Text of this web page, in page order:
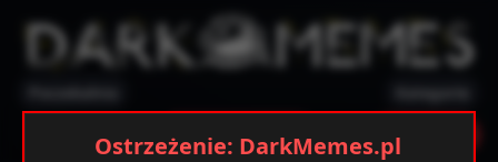
Ostrzeżenie Zarejestruj
Ostrzeżenie: DarkMemes.pl